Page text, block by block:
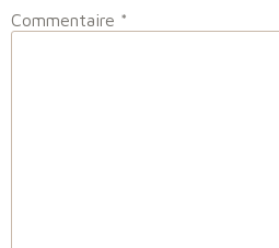
Commentaire *